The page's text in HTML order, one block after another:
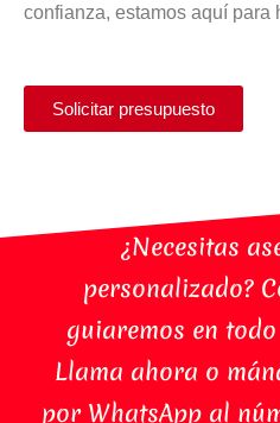
confianza, estamos aquí para
Solicitar presupuesto
¿Necesitas
personalizado?
guiaremos en
Llama ahora o
por WhatsApp al